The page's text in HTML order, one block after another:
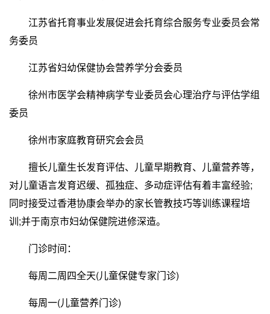
江苏省托育事业发展促进会托育综合服务专业委员会常
务委员
江苏省妇幼保健协会营养学分会委员
徐州市医学会精神病学专业委员会心理治疗与评估学组
委员
徐州市家庭教育研究会会员
擅长儿童生长发育评估、儿童早期教育、儿童营养等，
对儿童语言发育迟缓、孤独症、多动症评估有着丰富经验;
同时接受过香港协康会举办的家长管教技巧等训练课程培
训;并于南京市妇幼保健院进修深造。
门诊时间：
每周二周四全天(儿童保健专家门诊)
每周一(儿童营养门诊)